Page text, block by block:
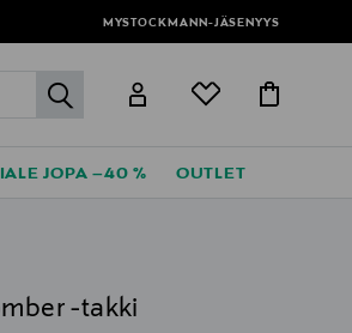
MYSTOCKMANN-JÄSENYYS
label.header.go
JOPA –40 % OUTLET
-takki